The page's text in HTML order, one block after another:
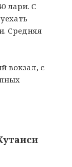
лари. С
Средняя
вокзал, с